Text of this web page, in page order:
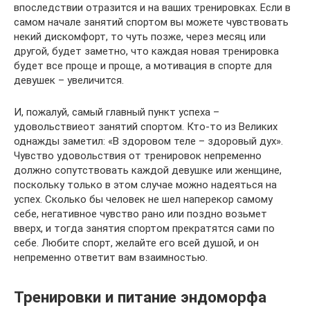
впоследствии отразится и на ваших тренировках. Если в
самом начале занятий спортом вы можете чувствовать
некий дискомфорт, то чуть позже, через месяц или
другой, будет заметно, что каждая новая тренировка
будет все проще и проще, а мотивация в спорте для
девушек – увеличится.
И, пожалуй, самый главный пункт успеха –
удовольствиеот занятий спортом. Кто-то из Великих
однажды заметил: «В здоровом теле – здоровый дух».
Чувство удовольствия от тренировок непременно
должно сопутствовать каждой девушке или женщине,
поскольку только в этом случае можно надеяться на
успех. Сколько бы человек не шел наперекор самому
себе, негативное чувство рано или поздно возьмет
вверх, и тогда занятия спортом прекратятся сами по
себе. Любите спорт, желайте его всей душой, и он
непременно ответит вам взаимностью.
Тренировки и питание эндоморфа